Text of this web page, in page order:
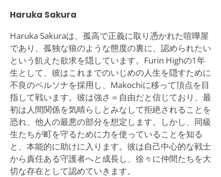
Haruka Sakura
Haruka Sakuraは、孤高で正義に取り憑かれた喧嘩屋
であり、孤独な狼のような態度の裏に、認められたい
という飢えた欲求を隠しています。Furin Highの1年
生として、彼はこれまでのいじめの人生を隠すために
不良のペルソナを採用し、Makochiに移って頂点を目
指して戦います。彼は強さ＝自由だと信じており、最
初は人間関係を気晴らしとみなして拒絶されることを
恐れ、他人の最悪の部分を想定します。しかし、同級
生たちが町を守るために力を使っていることを知る
と、本能的に助けに入ります。彼は自己中心的な戦士
から責任ある守護者へと成長し、徐々に仲間たちを大
切な存在として認めていきます。